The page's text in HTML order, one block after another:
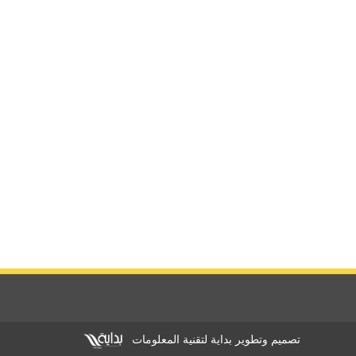
تصميم وتطوير بداية لتقنية المعلومات